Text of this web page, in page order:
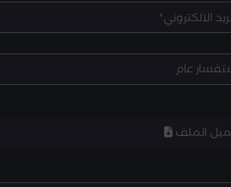
الملف